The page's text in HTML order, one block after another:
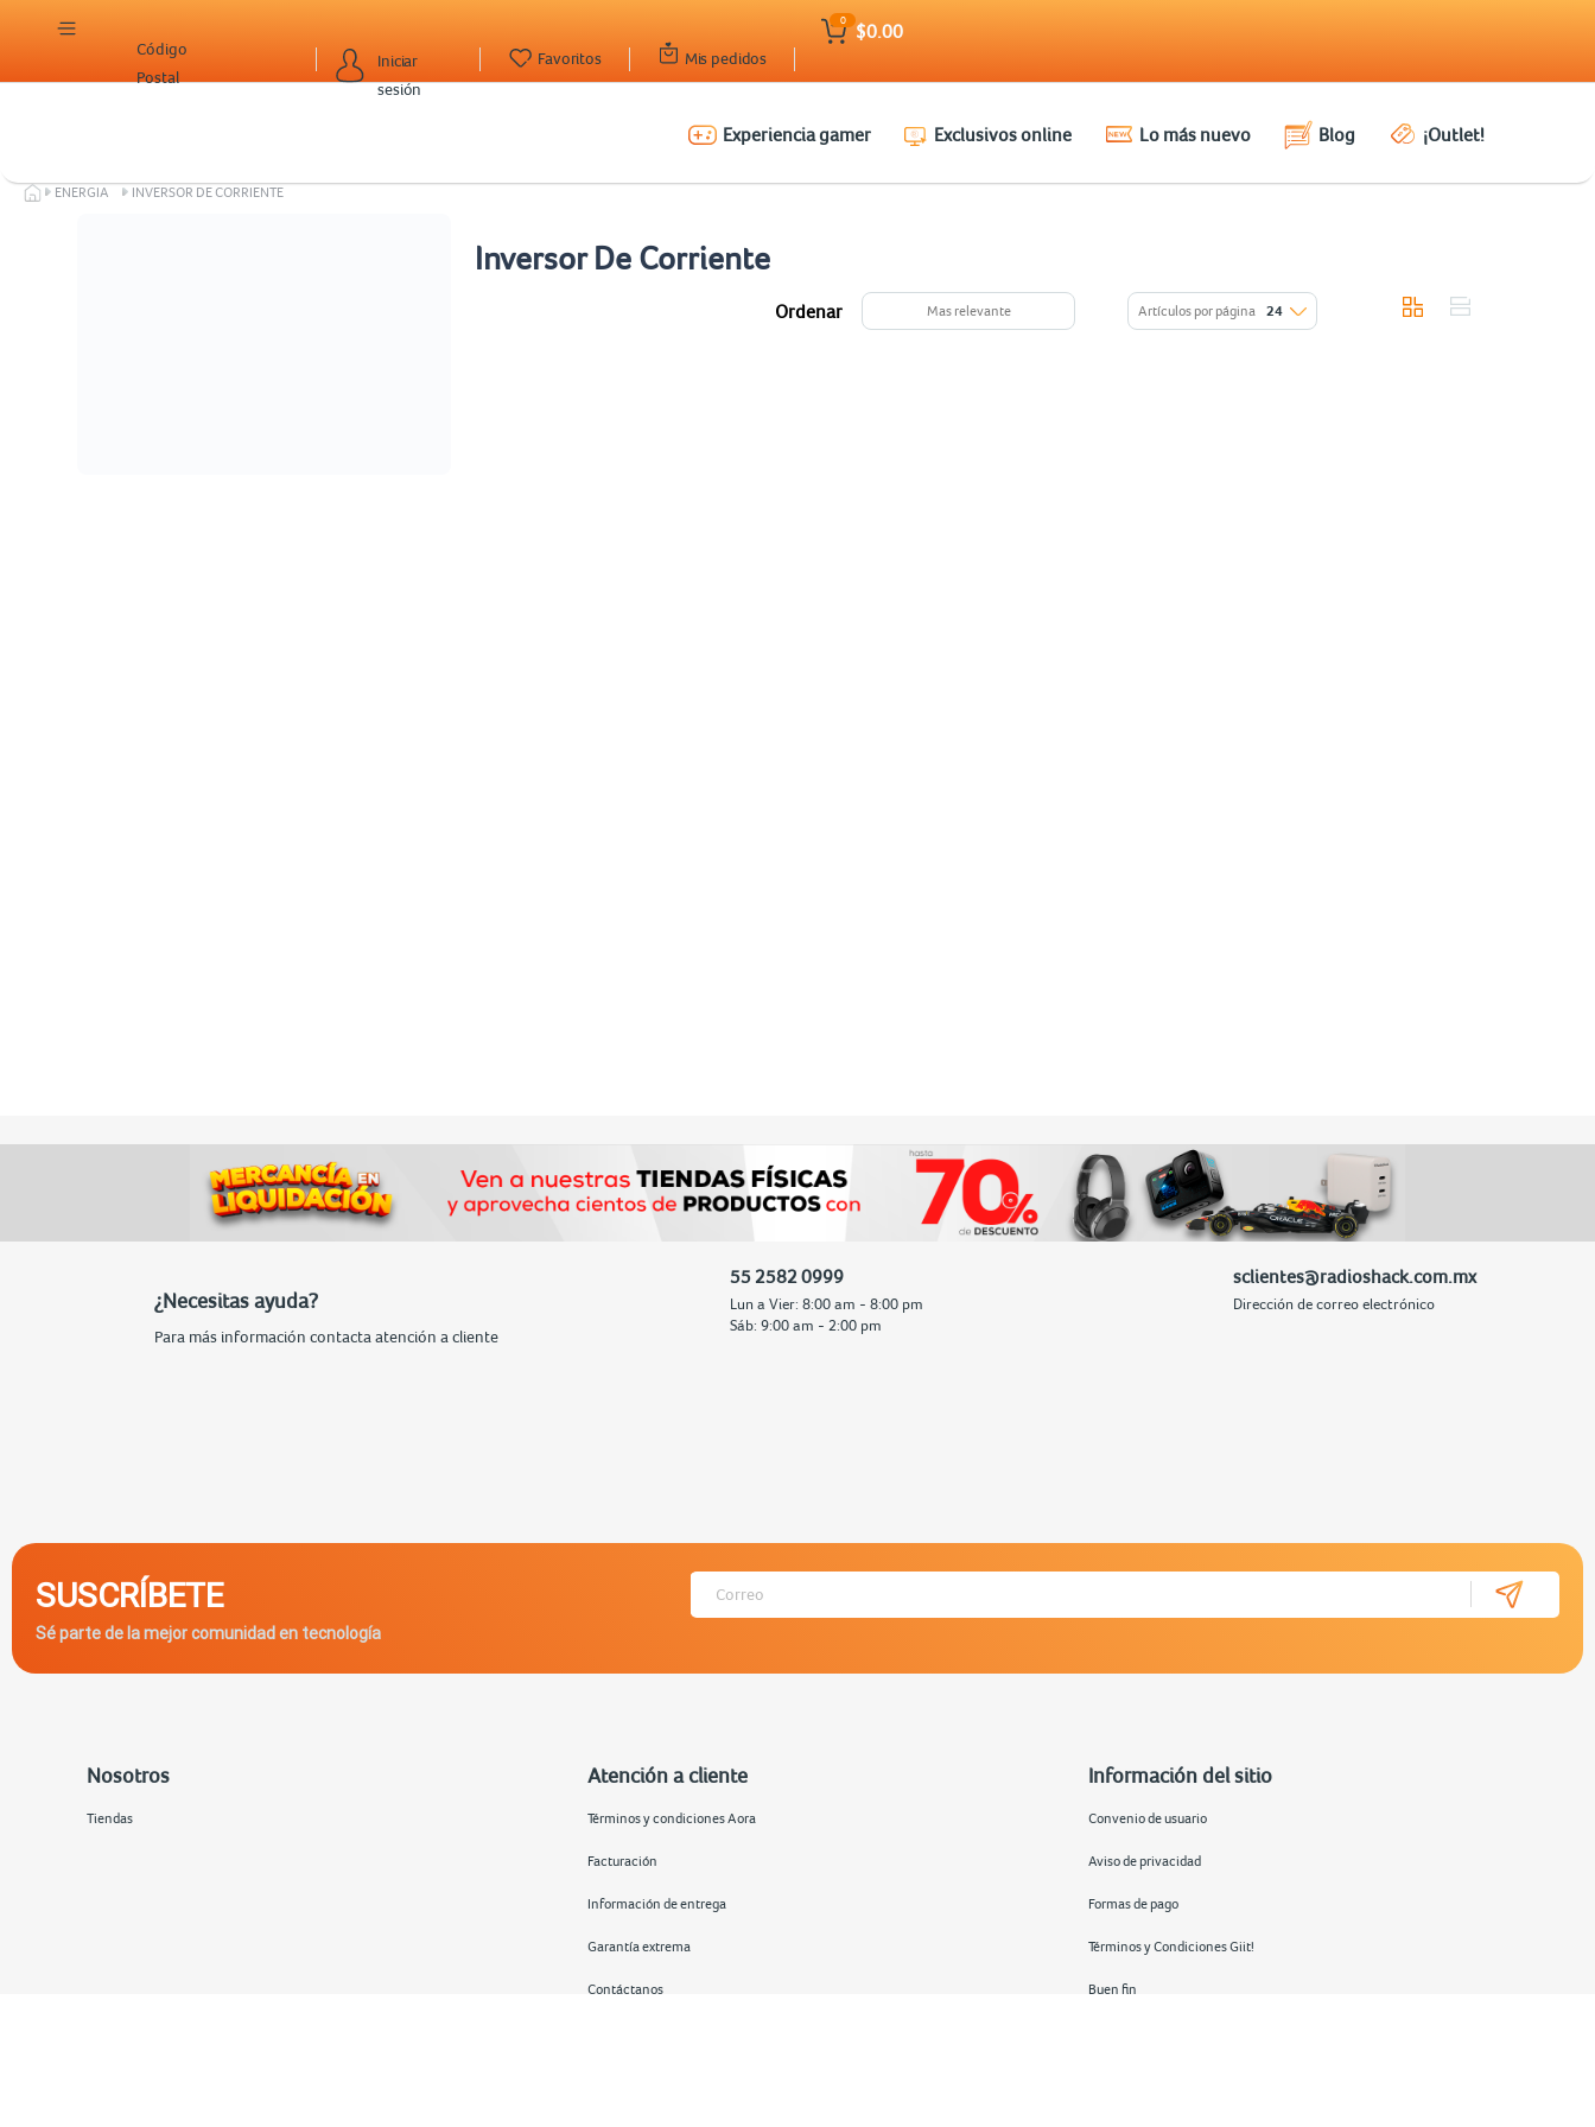
Iniciar
sesión
Código
Postal
Mis pedidos
Favoritos
0
$0.00
Experiencia gamer Exclusivos online Lo más nuevo Blog ¡Outlet!
ENERGIA INVERSOR DE CORRIENTE
Inversor De Corriente
Ordenar Mas relevante Artículos por página 24
¿Necesitas ayuda?
Para más información contacta atención a cliente
55 2582 0999
Lun a Vier: 8:00 am - 8:00 pm
Sáb: 9:00 am - 2:00 pm
sclientes@radioshack.com.mx
Dirección de correo electrónico
SUSCRÍBETE
Sé parte de la mejor comunidad en tecnología
Nosotros
Tiendas
Atención a cliente
Términos y condiciones Aora
Facturación
Información de entrega
Garantía extrema
Contáctanos
Información del sitio
Convenio de usuario
Aviso de privacidad
Formas de pago
Términos y Condiciones Giit!
Buen fin